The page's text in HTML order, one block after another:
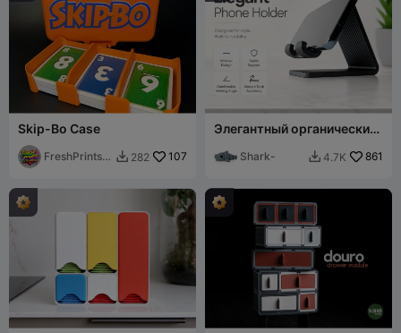
Skip-Bo Case
FreshPrintsB  282 107
Элегантный органический
V3
Shark-  4.7K 861